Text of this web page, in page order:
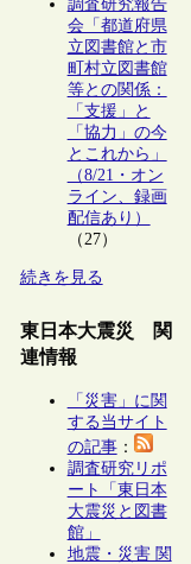
調査研究報告
会「都道府県
立図書館と市
町村立図書館
等との関係：
「支援」と
「協力」の今
とこれから」
（8/21・オン
ライン、録画
配信あり）
（27）
続きを見る
東日本大震災 関
連情報
「災害」に関
する当サイト
の記事：
調査研究リポ
ート「東日本
大震災と図書
館」
地震・災害 関